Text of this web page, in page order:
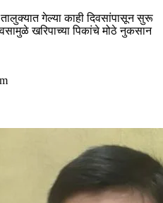
गेल्या काही दिवसांपासून सुरू
खरिपाच्या पिकांचे मोठे नुकसान